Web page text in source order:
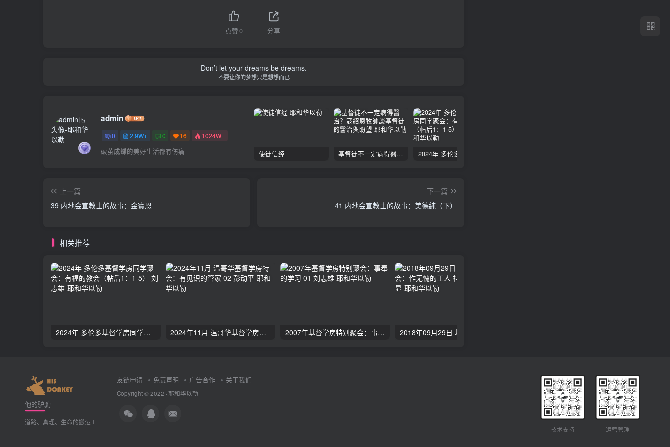
点赞0 分享
Don’t let your dreams be dreams.
不要让你的梦想只是想想而已
admin
0 2.9W+ 0 16 1024W+
破茧成蝶的美好生活都有伤痛 使徒信经 基督徒不一定病得醫治？寇紹恩牧師談基督徒的醫治與盼望
上一篇
39 内地会宣教士的故事：金寶恩
下一篇
41 内地会宣教士的故事：美德純（下）
相关推荐
2024年 多伦多基督学房同学聚会：有福的教会（帖后1：1-5） 刘志雄 2024年11月 温哥华基督学房特会：有见识的管家 02 彭动平 2007年基督学房特别聚会：事奉的学习 01 刘志雄
他的驴驹
道路、真理、生命的搬运工
友链申请 免责声明 广告合作 关于我们
Copyright © 2022 · 耶和华以勒
技术支持 运营管理